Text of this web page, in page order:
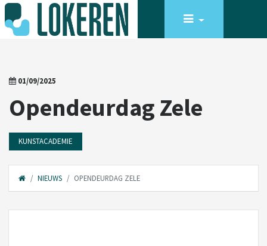
01/09/2025
Opendeurdag Zele
KUNSTACADEMIE
NIEUWS OPENDEURDAG ZELE